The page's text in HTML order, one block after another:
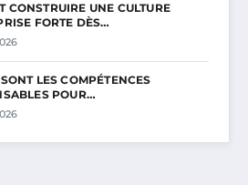
CONSTRUIRE UNE CULTURE
FORTE DÈS…
LES COMPÉTENCES
POUR…